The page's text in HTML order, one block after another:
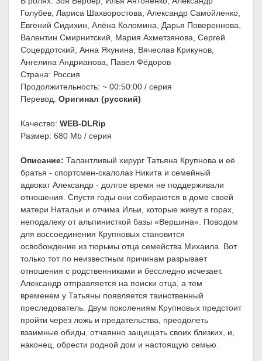
Голубев, Лариса Шахворостова, Александр Самойленко,
Евгений Сидихин, Алёна Коломина, Дарья Повереннова,
Валентин Смирнитский, Мария Ахметзянова, Сергей
Соцердотский, Анна Якунина, Вячеслав Крикунов,
Ангелина Андрианова, Павел Фёдоров
Страна: Россия
Продолжительность: ~ 00:50:00 / серия
Перевод: Оригинал (русский)
Качество: WEB-DLRip
Размер: 680 Mb / серия
Описание: Талантливый хирург Татьяна Крупнова и её
братья - спортсмен-скалолаз Никита и семейный
адвокат Александр - долгое время не поддерживали
отношения. Спустя годы они собираются в доме своей
матери Натальи и отчима Ильи, которые живут в горах,
неподалеку от альпинисткой базы «Вершина». Поводом
для воссоединения Крупновых становится
освобождение из тюрьмы отца семейства Михаила. Вот
только тот по неизвестным причинам разрывает
отношения с родственниками и бесследно исчезает.
Александр отправляется на поиски отца, а тем
временем у Татьяны появляется таинственный
преследователь. Двум поколениям Крупновых предстоит
пройти через ложь и предательства, преодолеть
взаимные обиды, отчаянно защищать своих близких, и,
наконец, обрести родной дом и настоящую семью.